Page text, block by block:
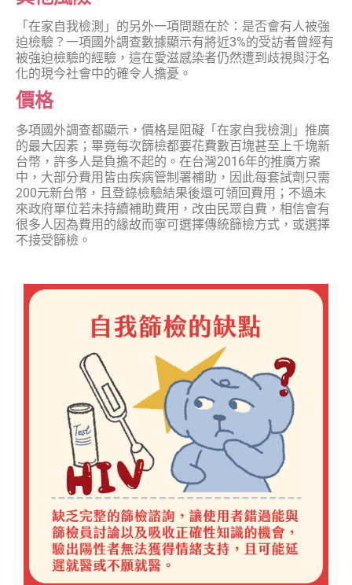
「在家自我檢測」的另外一項問題在於：是否會有人被強
迫檢驗？一項國外調查數據顯示有將近3%的受訪者曾經有
被強迫檢驗的經驗，這在愛滋感染者仍然遭到歧視與汙名
化的現今社會中的確令人擔憂。
價格
多項國外調查都顯示，價格是阻礙「在家自我檢測」推廣
的最大因素；畢竟每次篩檢都要花費數百塊甚至上千塊新
台幣，許多人是負擔不起的。在台灣2016年的推廣方案
中，大部分費用皆由疾病管制署補助，因此每套試劑只需
200元新台幣，且登錄檢驗結果後還可領回費用；不過未
來政府單位若未持續補助費用，改由民眾自費，相信會有
很多人因為費用的緣故而寧可選擇傳統篩檢方式，或選擇
不接受篩檢。